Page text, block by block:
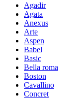
Agadir
Agata
Anexus
Arte
Aspen
Babel
Basic
Bella roma
Boston
Cavallino
Concret